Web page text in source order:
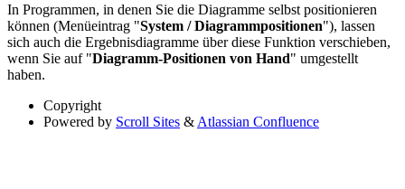
In Programmen, in denen Sie die Diagramme selbst positionieren
können (Menüeintrag "System / Diagrammpositionen"), lassen
sich auch die Ergebnisdiagramme über diese Funktion verschieben,
wenn Sie auf "Diagramm-Positionen von Hand" umgestellt
haben.
Copyright
Powered by Scroll Sites & Atlassian Confluence